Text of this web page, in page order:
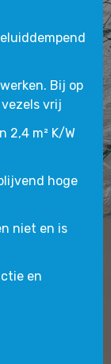
Bij op
vrij
2,4 m² K/W
hoge
niet en is
en